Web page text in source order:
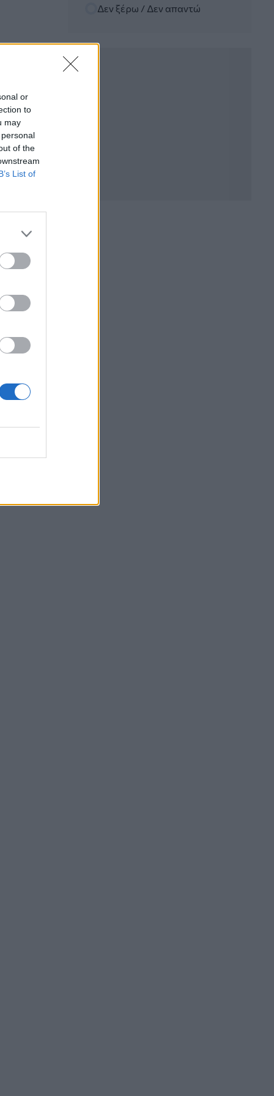
or
to
may
of the
List of
Forum: Ένα στα πέντε καινοτόμα
φάρμακα φτάνει τελικά στην Ελλάδα
ΝΤΥΝΑΝ»
Δεν ξέρω / Δεν απαντώ